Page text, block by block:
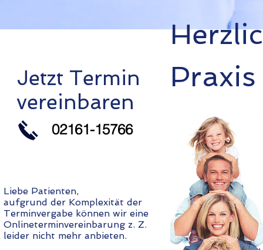
Jetzt Termin
vereinbaren
02161-15766
Liebe Patienten,
aufgrund der Komplexität der
Terminvergabe können wir eine
Onlineterminvereinbarung z. Z.
leider nicht mehr anbieten.